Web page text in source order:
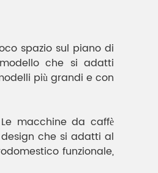
spazio sul piano di
che si adatti
più grandi e con
macchine da caffè
che si adatti al
funzionale,